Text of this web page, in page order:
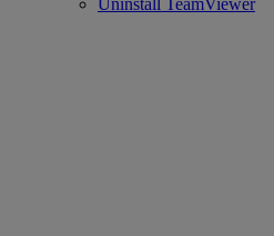
Uninstall TeamViewer